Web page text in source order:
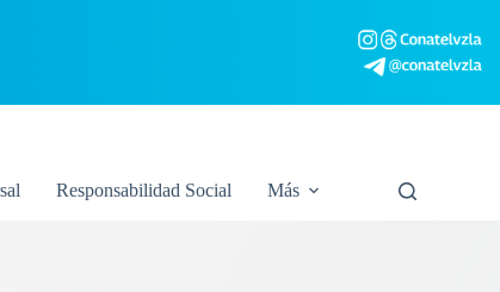
Responsabilidad Social Más